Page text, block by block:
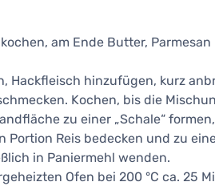
am Ende Butter,
Hackfleisch hinzufügen, kurz
Kochen, bis die
zu einer „Schale“
Portion Reis bedecken und zu
in Paniermehl wenden.
Ofen bei 200 °C ca. 25